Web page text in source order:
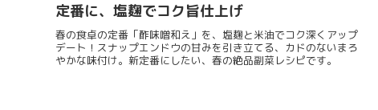
定番に、塩麹でコク旨仕上げ
春の食卓の定番「酢味噌和え」を、塩麹と米油でコク深くアップ
デート！スナップエンドウの甘みを引き立てる、カドのないまろ
やかな味付け。新定番にしたい、春の絶品副菜レシピです。